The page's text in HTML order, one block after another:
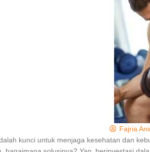
Fajria
kunci untuk menjaga kesehatan dan